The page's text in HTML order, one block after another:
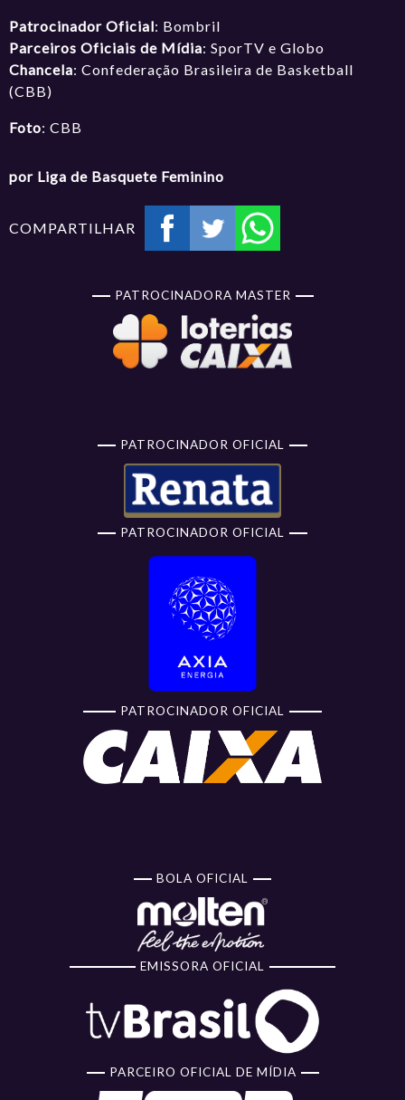
Patrocinador Oficial: Bombril
Parceiros Oficiais de Mídia: SporTV e Globo
Chancela: Confederação Brasileira de Basketball
(CBB)
Foto: CBB
por Liga de Basquete Feminino
COMPARTILHAR
PATROCINADORA MASTER
PATROCINADOR OFICIAL
PATROCINADOR OFICIAL
PATROCINADOR OFICIAL
BOLA OFICIAL
EMISSORA OFICIAL
PARCEIRO OFICIAL DE MÍDIA